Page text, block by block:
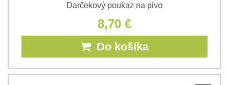
Darčekový poukaz na pivo
8,70 €
Do košíka